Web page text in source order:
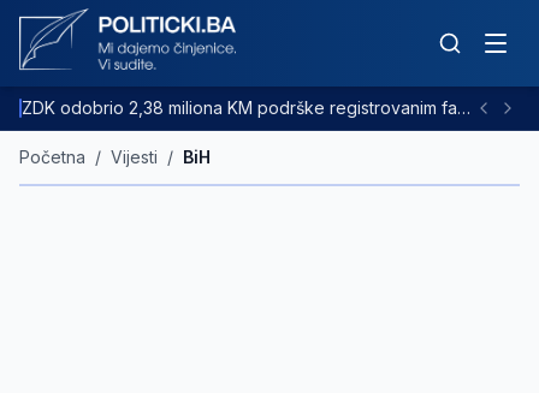
ZDK odobrio 2,38 miliona KM podrške registrovanim farmama goveda
Početna / Vijesti / BiH